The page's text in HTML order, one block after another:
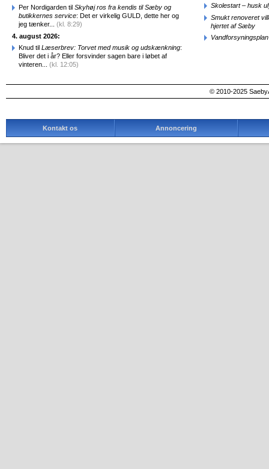
Per Nordigarden til Skyhøj ros fra kendis til Sæby og
butikkernes service: Det er virkelig GULD, dette her og
jeg tænker... (kl. 8:29)
4. august 2026:
Knud til Læserbrev: Torvet med musik og udskænkning:
Bliver det i år? Eller forsvinder sagen bare i løbet af
vinteren... (kl. 12:05)
Skolestart – husk
Smukt renoveret
hjertet af Sæby
© 2010-2025
Kontakt os Annoncering